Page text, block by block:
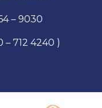
– 9030
– 712 4240 )